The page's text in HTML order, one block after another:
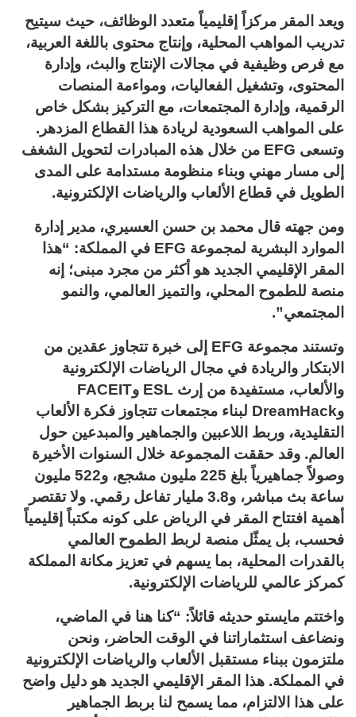
ويعد المقر مركزاً إقليمياً متعدد الوظائف، حيث سيتيح
تدريب المواهب المحلية، وإنتاج محتوى باللغة العربية،
مع فرص وظيفية في مجالات الإنتاج والبث، وإدارة
المحتوى، وتشغيل الفعاليات، ومواءمة المنصات
الرقمية، وإدارة المجتمعات، مع التركيز بشكل خاص
على المواهب السعودية لريادة هذا القطاع المزدهر.
وتسعى EFG من خلال هذه المبادرات لتحويل الشغف
إلى مسار مهني وبناء منظومة مستدامة على المدى
الطويل في قطاع الألعاب والرياضات الإلكترونية.
ومن جهته قال محمد بن حسن العسيري، مدير إدارة
الموارد البشرية لمجموعة EFG في المملكة: “هذا
المقر الإقليمي الجديد هو أكثر من مجرد مبنى؛ إنه
منصة للطموح المحلي، والتميز العالمي، والنمو
المجتمعي”.
وتستند مجموعة EFG إلى خبرة تتجاوز عقدين من
الابتكار والريادة في مجال الرياضات الإلكترونية
والألعاب، مستفيدة من إرث ESL وFACEIT
وDreamHack لبناء مجتمعات تتجاوز فكرة الألعاب
التقليدية، وربط اللاعبين والجماهير والمبدعين حول
العالم. وقد حققت المجموعة خلال السنوات الأخيرة
وصولاً جماهيرياً بلغ 225 مليون مشجع، و522 مليون
ساعة بث مباشر، و3.8 مليار تفاعل رقمي. ولا تقتصر
أهمية افتتاح المقر في الرياض على كونه مكتباً إقليمياً
فحسب، بل يمثّل منصة لربط الطموح العالمي
بالقدرات المحلية، بما يسهم في تعزيز مكانة المملكة
كمركز عالمي للرياضات الإلكترونية.
واختتم مايستو حديثه قائلاً: “كنا هنا في الماضي،
ونضاعف استثماراتنا في الوقت الحاضر، ونحن
ملتزمون ببناء مستقبل الألعاب والرياضات الإلكترونية
في المملكة. هذا المقر الإقليمي الجديد هو دليل واضح
على هذا الالتزام، مما يسمح لنا بربط الجماهير